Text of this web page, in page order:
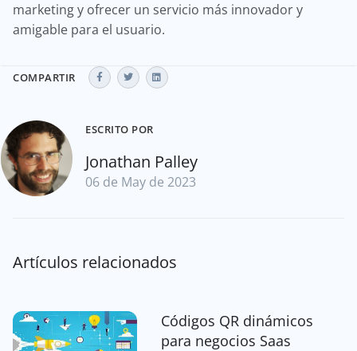
marketing y ofrecer un servicio más innovador y
amigable para el usuario.
COMPARTIR
ESCRITO POR
Jonathan Palley
06 de May de 2023
Artículos relacionados
Códigos QR dinámicos
para negocios Saas